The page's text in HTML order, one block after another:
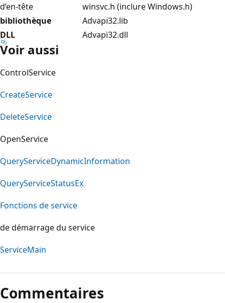
d’en-tête
winsvc.h (inclure Windows.h)
bibliothèque
Advapi32.lib
DLL
Advapi32.dll
Voir aussi
ControlService
CreateService
DeleteService
OpenService
QueryServiceDynamicInformation
QueryServiceStatusEx
Fonctions de service
de démarrage du service
ServiceMain
Commentaires